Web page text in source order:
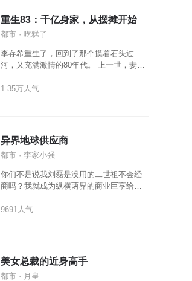
重生83：千亿身家，从摆摊开始
都市 · 吃糕了
李存希重生了，回到了那个摸着石头过
河，又充满激情的80年代。 上一世，妻女
女宠上天，让她们成为世界上最幸福的女
祖国在未来的世界，多一些有话语权的企
业。
1.35万人气
异界地球供应商
都市 · 李家小强
你们不是说我刘磊是没用的二世祖不会经
商吗？我就成为纵横两界的商业巨亨给你
工，只要你有钱，你想买什么我都能给你
衣？没问题，付好定金，我这就去找玄女
聊聊天。 我是刘磊，我为自己代言！
9691人气
美女总裁的近身高手
都市 · 月皇